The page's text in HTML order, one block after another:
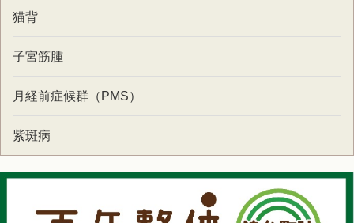
猫背
子宮筋腫
月経前症候群（PMS）
紫斑病